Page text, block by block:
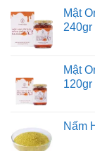
Mật
240gr
Mật
120gr
Nấm